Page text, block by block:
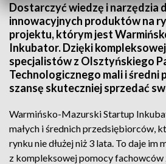
Dostarczyć wiedzę i narzędzia
innowacyjnych produktów na
projektu, którym jest
Inkubator. Dzięki
specjalistów z Olsztyńskiego
Technologicznego mali i średni
szansę skuteczniej sprzedać
Warmińsko-Mazurski Startup
małych i średnich przedsiębiorców,
rynku nie dłużej niż 3 lata. To daje im
z kompleksowej pomocy fachowców